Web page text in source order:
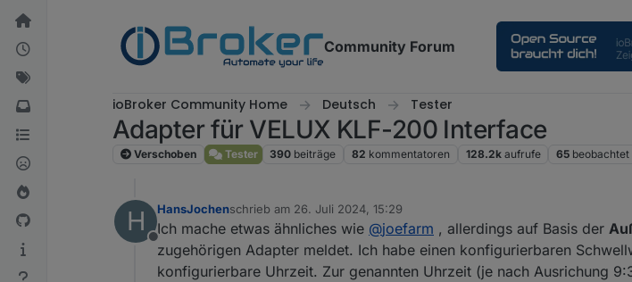
Weiter zum Inhalt
Community Forum
ioBroker Community Home Deutsch Tester
Adapter für VELUX KLF-200 Interface
Verschoben Tester 390 beiträge 82 kommentatoren 128.2k aufrufe 65 beobachtet
H
Offline
HansJochenschrieb am 26. Juli 2024, 15:29
zuletzt editiert von
Ich mache etwas ähnliches wie @joefarm , allerdings auf Basis der
zugehörigen Adapter meldet. Ich habe einen konfigurierbaren
konfigurierbare Uhrzeit. Zur genannten Uhrzeit (je nach Ausrichung